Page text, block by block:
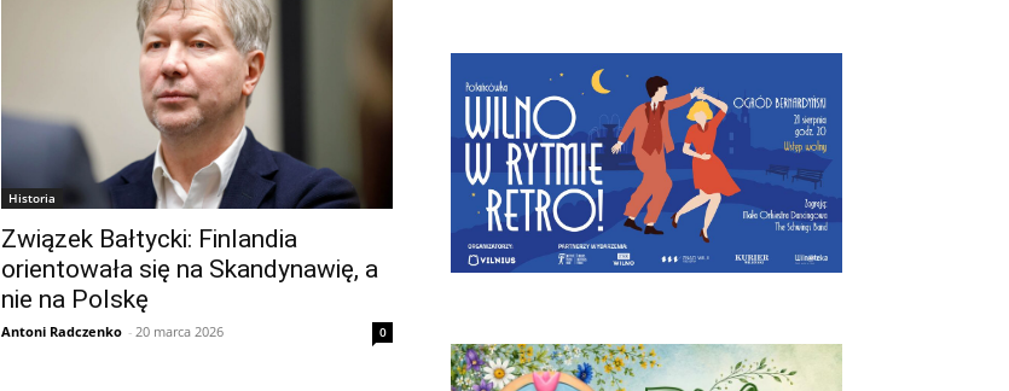
Historia
Związek Bałtycki: Finlandia
orientowała się na Skandynawię, a
nie na Polskę
Antoni Radczenko - 20 marca 2026 0